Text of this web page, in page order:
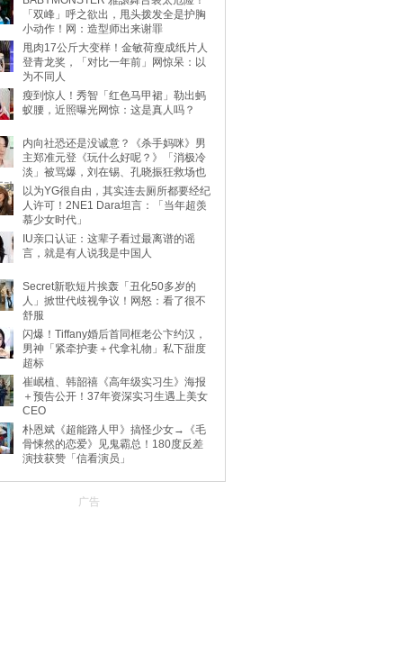
「双峰」呼之欲出，甩头拨发全是护胸
小动作！网：造型师出来谢罪
甩肉17公斤大变样！金敏荷瘦成纸片人
登青龙奖，「对比一年前」网惊呆：以
为不同人
瘦到惊人！秀智「红色马甲裙」勒出蚂
蚁腰，近照曝光网惊：这是真人吗？
内向社恐还是没诚意？《杀手妈咪》男
主郑准元登《玩什么好呢？》「消极冷
淡」被骂爆，刘在锡、孔晓振狂救场也
动
以为YG很自由，其实连去厕所都要经纪
人许可！2NE1 Dara坦言：「当年超羡
慕少女时代」
IU亲口认证：这辈子看过最离谱的谣
言，就是有人说我是中国人
Secret新歌短片挨轰「丑化50多岁的
人」掀世代歧视争议！网怒：看了很不
舒服
闪爆！Tiffany婚后首同框老公卞约汉，
男神「紧牵护妻＋代拿礼物」私下甜度
超标
崔岷植、韩韶禧《高年级实习生》海报
＋预告公开！37年资深实习生遇上美女
CEO
朴恩斌《超能路人甲》搞怪少女→《毛
骨悚然的恋爱》见鬼霸总！180度反差
演技获赞「信看演员」
广告